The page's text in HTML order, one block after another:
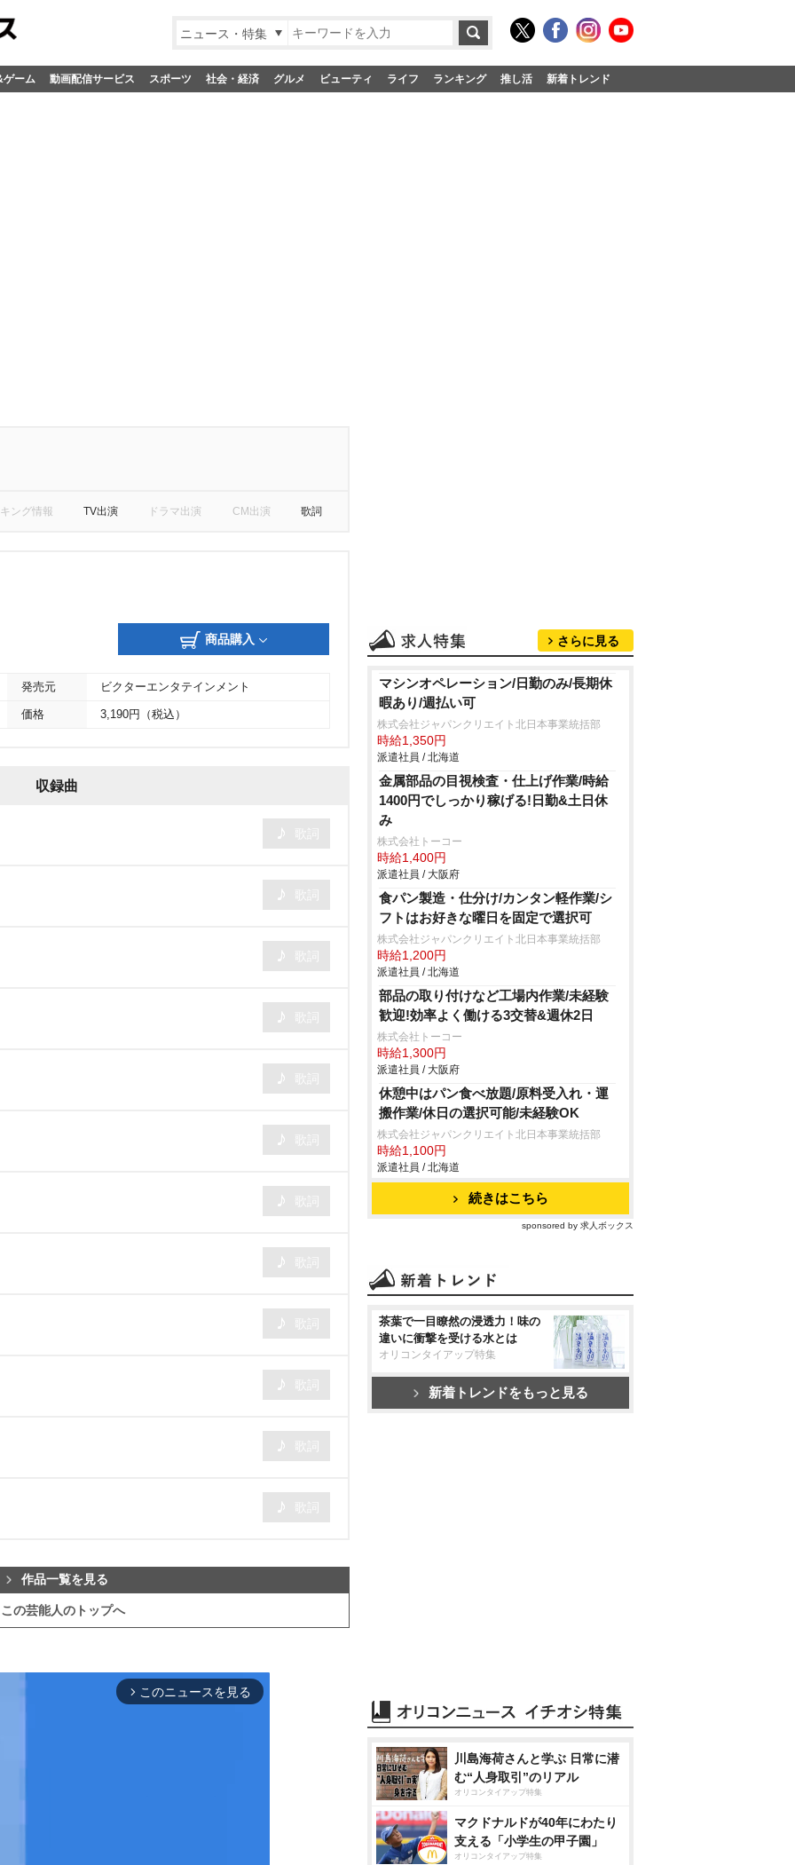
ニュース・特集
ゲーム 動画配信サービス スポーツ 社会・経済 グルメ ビューティ ライフ ランキング 推し活 新着トレンド
ング情報 TV出演 ドラマ出演 CM出演 歌詞
商品購入
発売元 ビクターエンタテインメント
価格 3,190円（税込）
収録曲
作品一覧を見る
この芸能人のトップへ
arrow_forward_ios このニュースを見る
さらに見る
マシンオペレーション/日勤のみ/長期休
暇あり/週払い可
株式会社ジャパンクリエイト北日本事業統括部
時給1,350円
派遣社員 / 北海道
金属部品の目視検査・仕上げ作業/時給
1400円でしっかり稼げる!日勤&土日休
み
株式会社トーコー
時給1,400円
派遣社員 / 大阪府
食パン製造・仕分け/カンタン軽作業/シ
フトはお好きな曜日を固定で選択可
株式会社ジャパンクリエイト北日本事業統括部
時給1,200円
派遣社員 / 北海道
部品の取り付けなど工場内作業/未経験
歓迎!効率よく働ける3交替&週休2日
株式会社トーコー
時給1,300円
派遣社員 / 大阪府
休憩中はパン食べ放題/原料受入れ・運
搬作業/休日の選択可能/未経験OK
株式会社ジャパンクリエイト北日本事業統括部
時給1,100円
派遣社員 / 北海道
続きはこちら
sponsored by 求人ボックス
茶葉で一目瞭然の浸透力！味の
違いに衝撃を受ける水とは
オリコンタイアップ特集
新着トレンドをもっと見る
川島海荷さんと学ぶ 日常に潜
む“人身取引”のリアル
オリコンタイアップ特集
マクドナルドが40年にわたり
支える「小学生の甲子園」
オリコンタイアップ特集